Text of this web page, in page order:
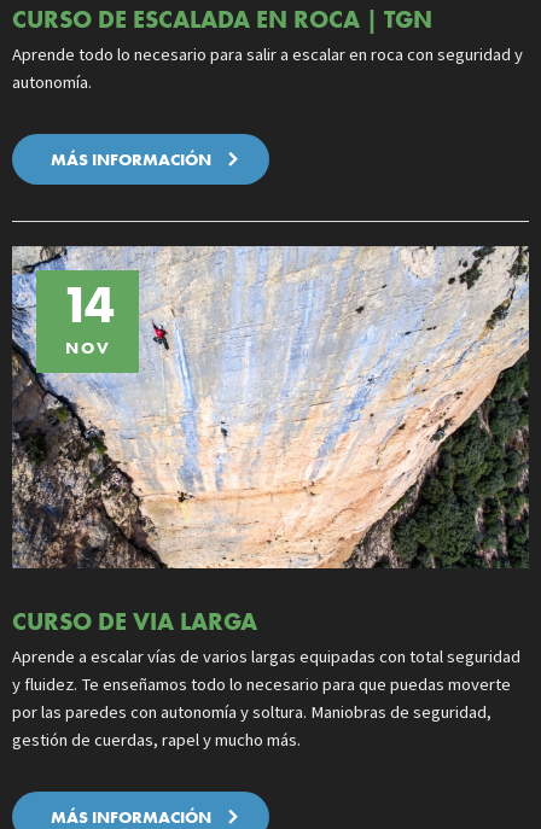
CURSO DE ESCALADA EN ROCA | TGN
Aprende todo lo necesario para salir a escalar en roca con seguridad y
autonomía.
MÁS INFORMACIÓN
14
NOV
CURSO DE VIA LARGA
Aprende a escalar vías de varios largas equipadas con total seguridad
y fluidez. Te enseñamos todo lo necesario para que puedas moverte
por las paredes con autonomía y soltura. Maniobras de seguridad,
gestión de cuerdas, rapel y mucho más.
MÁS INFORMACIÓN